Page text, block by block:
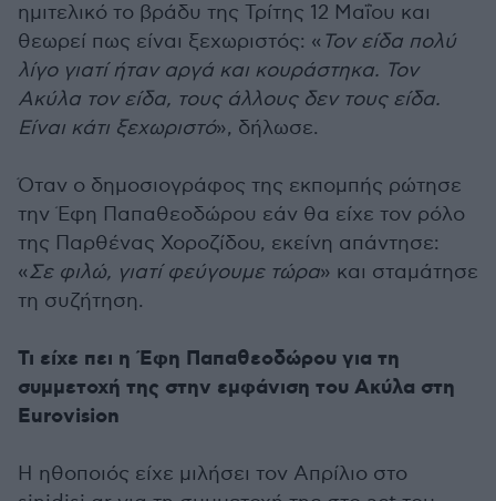
ημιτελικό το βράδυ της Τρίτης 12 Μαΐου και
θεωρεί πως είναι ξεχωριστός: « Τον είδα πολύ
λίγο γιατί ήταν αργά και κουράστηκα. Τον
Ακύλα τον είδα, τους άλλους δεν τους είδα.
Είναι κάτι ξεχωριστό», δήλωσε.
Όταν ο δημοσιογράφος της εκπομπής ρώτησε
την Έφη Παπαθεοδώρου εάν θα είχε τον ρόλο
της Παρθένας Χοροζίδου, εκείνη απάντησε:
«Σε φιλώ, γιατί φεύγουμε τώρα» και σταμάτησε
τη συζήτηση.
Τι είχε πει η Έφη Παπαθεοδώρου για τη
συμμετοχή της στην εμφάνιση του Ακύλα στη
Eurovision
Η ηθοποιός είχε μιλήσει τον Απρίλιο στο